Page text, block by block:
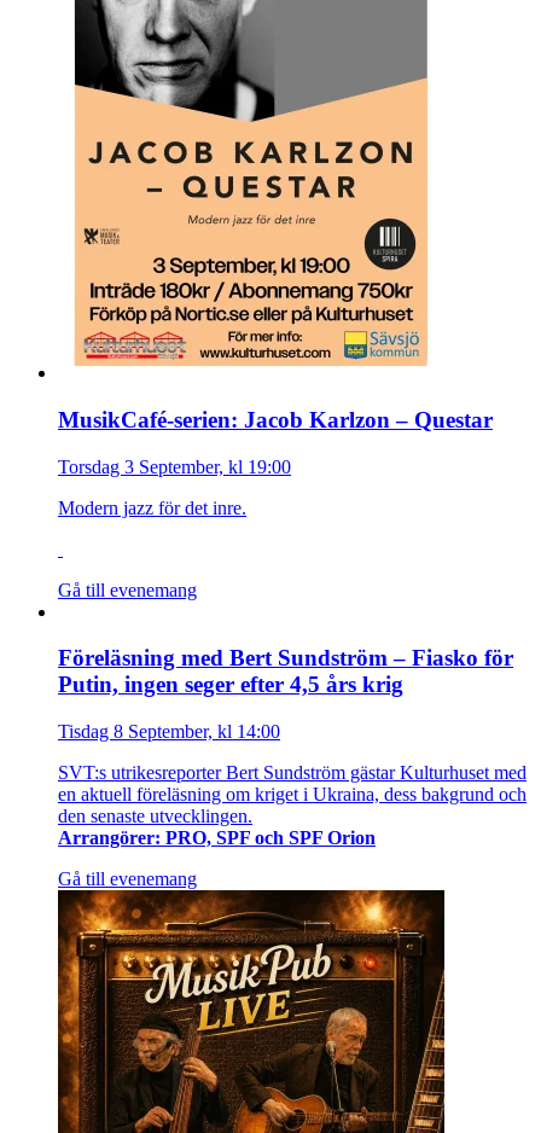
MusikCafé-serien: Jacob Karlzon – Questar
Torsdag 3 September, kl 19:00
Modern jazz för det inre.
Gå till evenemang
Föreläsning med Bert Sundström – Fiasko för
Putin, ingen seger efter 4,5 års krig
Tisdag 8 September, kl 14:00
SVT:s utrikesreporter Bert Sundström gästar Kulturhuset med
en aktuell föreläsning om kriget i Ukraina, dess bakgrund och
den senaste utvecklingen.
Arrangörer: PRO, SPF och SPF Orion
Gå till evenemang